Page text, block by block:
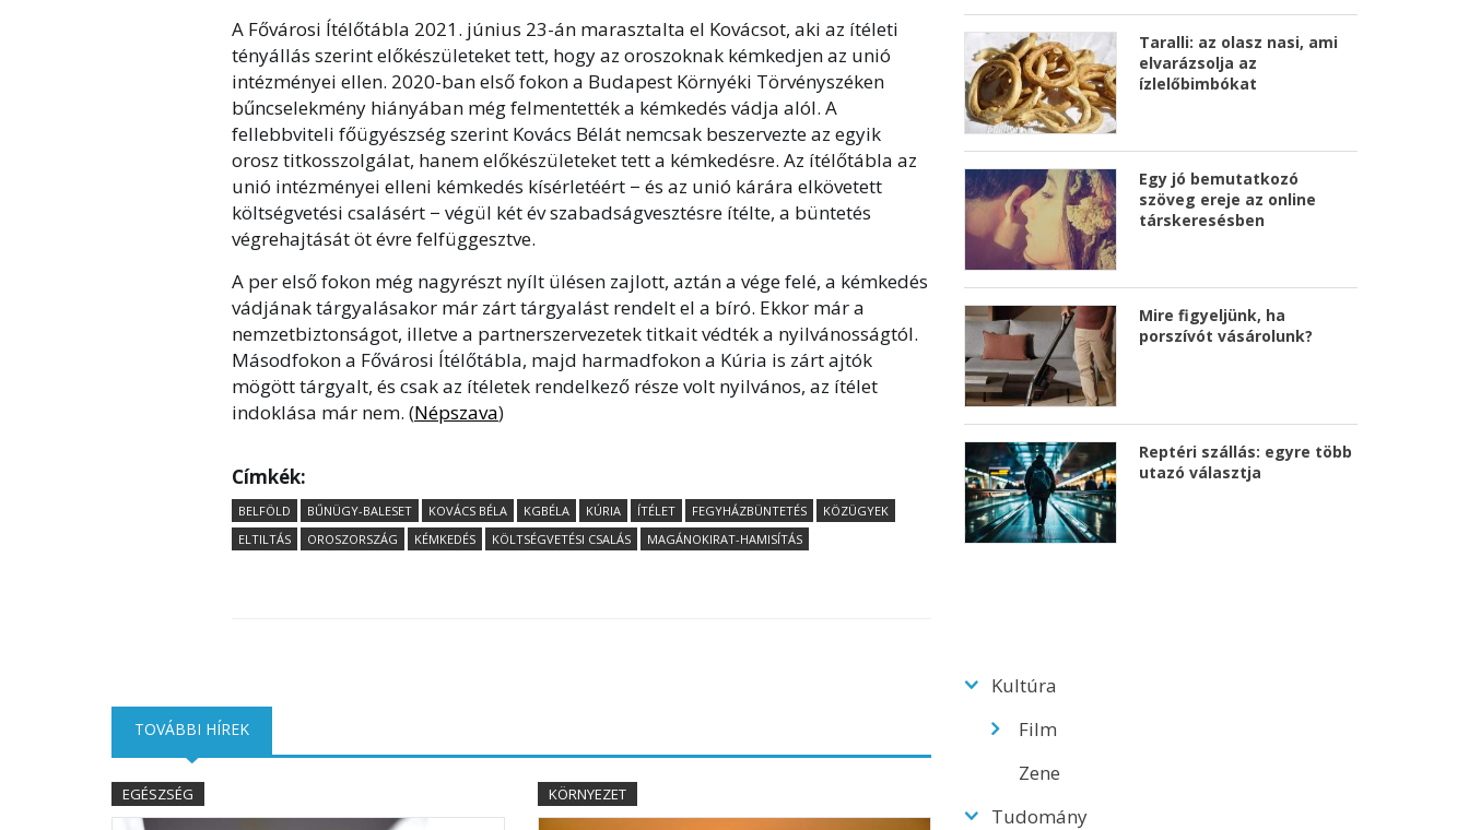
A Fővárosi Ítélőtábla 2021. június 23-án marasztalta el Kovácsot, aki az ítéleti
tényállás szerint előkészületeket tett, hogy az oroszoknak kémkedjen az unió
intézményei ellen. 2020-ban első fokon a Budapest Környéki Törvényszéken
bűncselekmény hiányában még felmentették a kémkedés vádja alól. A
fellebbviteli főügyészség szerint Kovács Bélát nemcsak beszervezte az egyik
orosz titkosszolgálat, hanem előkészületeket tett a kémkedésre. Az ítélőtábla az
unió intézményei elleni kémkedés kísérletéért − és az unió kárára elkövetett
költségvetési csalásért − végül két év szabadságvesztésre ítélte, a büntetés
végrehajtását öt évre felfüggesztve.
A per első fokon még nagyrészt nyílt ülésen zajlott, aztán a vége felé, a kémkedés
vádjának tárgyalásakor már zárt tárgyalást rendelt el a bíró. Ekkor már a
nemzetbiztonságot, illetve a partnerszervezetek titkait védték a nyilvánosságtól.
Másodfokon a Fővárosi Ítélőtábla, majd harmadfokon a Kúria is zárt ajtók
mögött tárgyalt, és csak az ítéletek rendelkező része volt nyilvános, az ítélet
indoklása már nem. (Népszava)
Címkék:
BELFÖLD BŰNÜGY-BALESET KOVÁCS BÉLA KGBÉLA KÚRIA ÍTÉLET FEGYHÁZBÜNTETÉS
KÖZÜGYEK
ELTILTÁS
OROSZORSZÁG KÉMKEDÉS KÖLTSÉGVETÉSI CSALÁS MAGÁNOKIRAT-HAMISÍTÁS
TOVÁBBI HÍREK
EGÉSZSÉG KÖRNYEZET
Taralli: az olasz nasi, ami
elvarázsolja az
ízlelőbimbókat
Egy jó bemutatkozó
szöveg ereje az online
társkeresésben
Mire figyeljünk, ha
porszívót vásárolunk?
Reptéri szállás: egyre több
utazó választja
Kultúra
Film
Zene
Tudomány